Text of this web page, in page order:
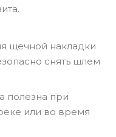
щечной накладки
снять шлем
полезна при
или во время